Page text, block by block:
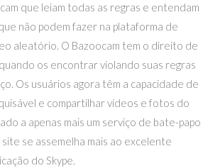
que leiam todas as regras e entendam
não podem fazer na plataforma de
aleatório. O Bazoocam tem o direito de
os encontrar violando suas regras
Os usuários agora têm a capacidade de
e compartilhar vídeos e fotos do
a apenas mais um serviço de bate-papo
se assemelha mais ao excelente
do Skype.